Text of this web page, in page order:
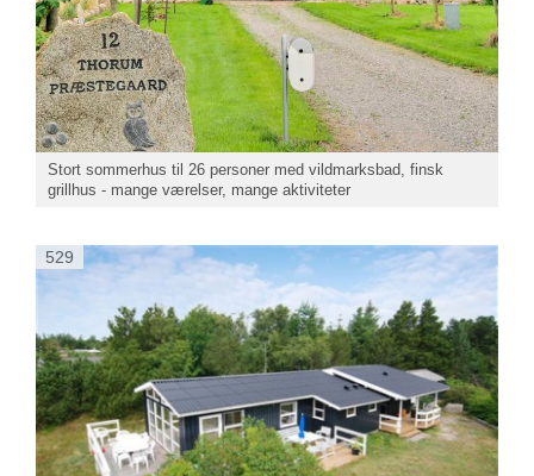
Stort sommerhus til 26 personer med vildmarksbad, finsk
grillhus - mange værelser, mange aktiviteter
529